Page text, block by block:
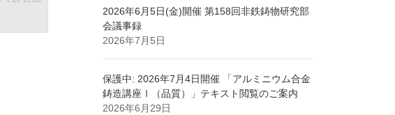
2026年6月5日(金)開催 第158回非鉄鋳物研究部
会議事録
2026年7月5日
保護中: 2026年7月4日開催 「アルミニウム合金
鋳造講座Ⅰ（品質）」テキスト閲覧のご案内
2026年6月29日